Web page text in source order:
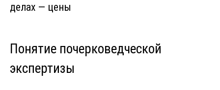
делах — цены
Понятие почерковедческой
экспертизы